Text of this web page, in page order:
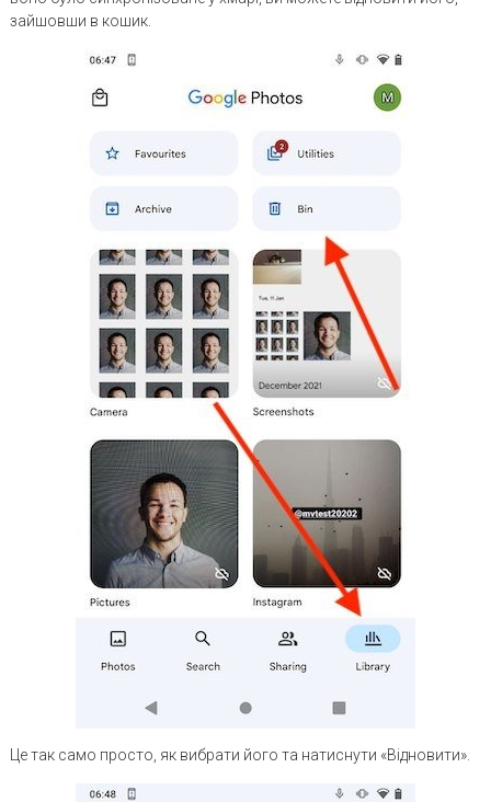
зайшовши в кошик.
Це так само просто, як вибрати його та натиснути «Відновити».